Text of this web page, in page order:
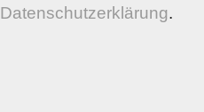
Datenschutzerklärung.